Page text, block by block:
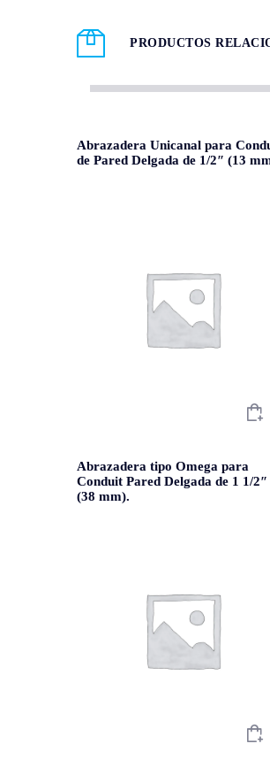
PRODUCTOS
Abrazadera Unicanal para
de Pared Delgada de 1/2″ (13
Abrazadera tipo Omega para
Conduit Pared Delgada de 1 1/2″
(38 mm).